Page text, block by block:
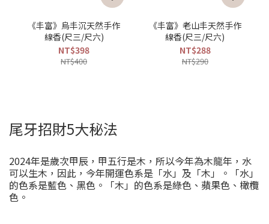
《丰富》烏丰沉天然手作
線香(尺三/尺六)
NT$398
NT$400
《丰富》老山丰天然手作
線香(尺三/尺六)
NT$288
NT$290
尾牙招財5大秘法
2024年是歲次甲辰，甲五行是木，所以今年為木龍年，水
可以生木，因此，今年開運色系是「水」及「木」。「水」
的色系是藍色、黑色。「木」的色系是綠色、蘋果色、橄欖
色。